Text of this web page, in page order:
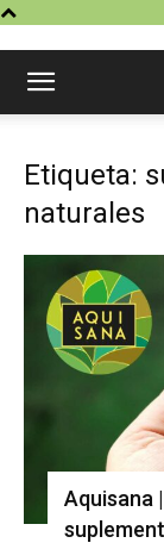
Etiqueta:
naturales
Aquisana